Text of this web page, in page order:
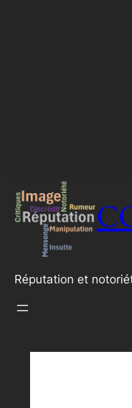
Réputation et